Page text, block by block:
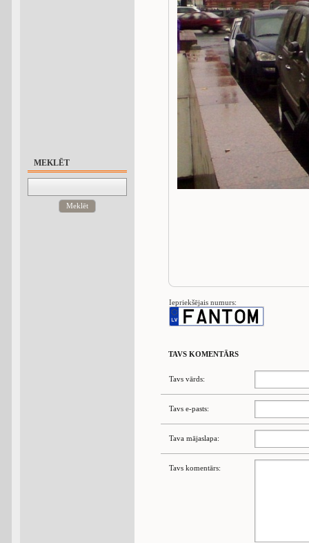
MEKLĒT
Meklēt
Iepriekšējais numurs:
TAVS KOMENTĀRS
Tavs vārds:
Tavs e-pasts:
Tava mājaslapa:
Tavs komentārs: